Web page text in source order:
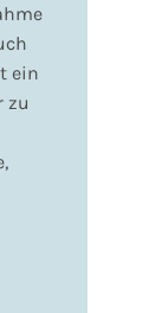
ein
zu